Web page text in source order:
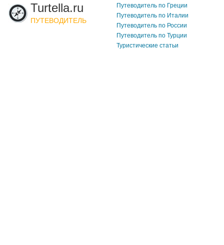
Turtella.ru
ПУТЕВОДИТЕЛЬ
Путеводитель по Греции
Путеводитель по Италии
Путеводитель по России
Путеводитель по Турции
Туристические статьи